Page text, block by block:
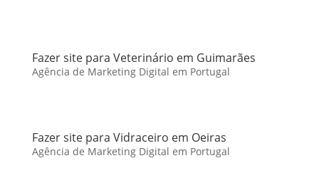
Fazer site para Veterinário em Guimarães
Agência de Marketing Digital em Portugal
Fazer site para Vidraceiro em Oeiras
Agência de Marketing Digital em Portugal